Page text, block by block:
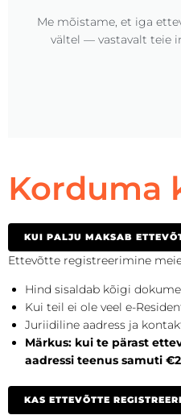
Me mõistame, et iga
vältel — vastavalt teie
Korduma
KUI PALJU MAKSAB
Ettevõtte registreerimine
Hind sisaldab kõigi
Kui teil ei ole veel e-
Juriidiline aadress ja
Märkus: kui te pärast
aadressi teenus samuti
KAS ETTEVÕTTE